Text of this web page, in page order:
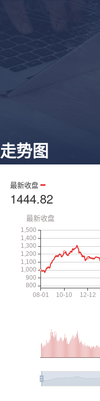
走势图
最新收盘
1444.82